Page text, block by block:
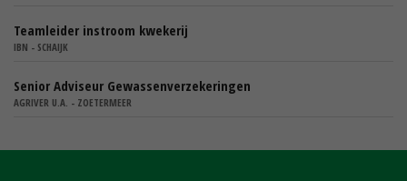
Teamleider instroom kwekerij
IBN - SCHAIJK
Senior Adviseur Gewassenverzekeringen
AGRIVER U.A. - ZOETERMEER